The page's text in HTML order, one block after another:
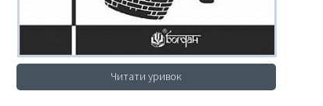
Читати уривок